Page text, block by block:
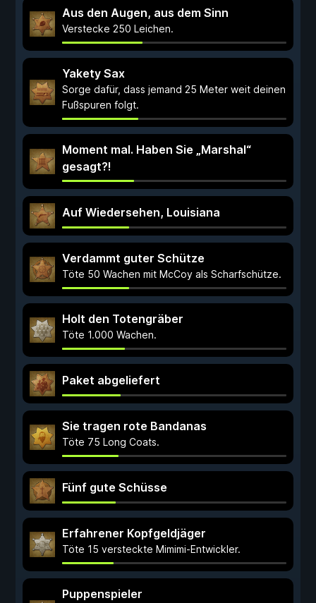
Aus den Augen, aus dem Sinn
Verstecke 250 Leichen.
Yakety Sax
Sorge dafür, dass jemand 25 Meter weit deinen
Fußspuren folgt.
Moment mal. Haben Sie „Marshal“
gesagt?!
Auf Wiedersehen, Louisiana
Verdammt guter Schütze
Töte 50 Wachen mit McCoy als Scharfschütze.
Holt den Totengräber
Töte 1.000 Wachen.
Paket abgeliefert
Sie tragen rote Bandanas
Töte 75 Long Coats.
Fünf gute Schüsse
Erfahrener Kopfgeldjäger
Töte 15 versteckte Mimimi-Entwickler.
Puppenspieler